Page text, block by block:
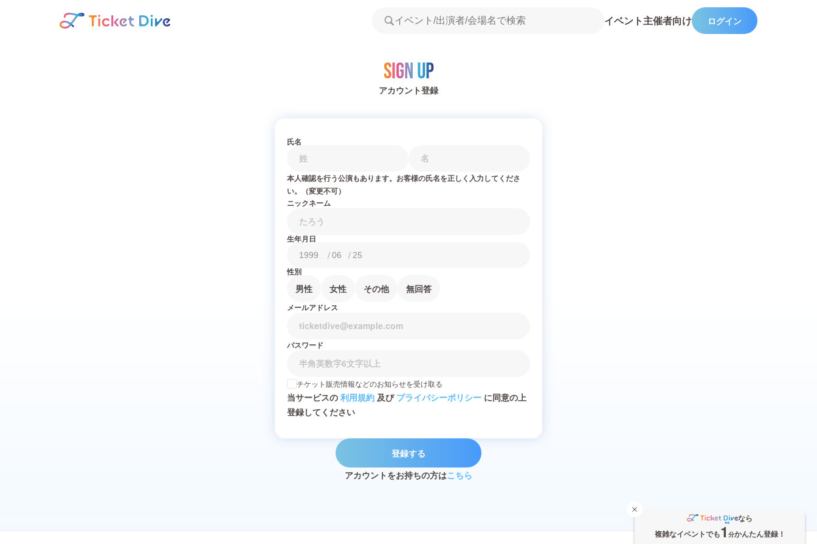
イベント主催者向け ログイン
Sign Up
アカウント登録
氏名
本人確認を行う公演もあります。お客様の氏名を正しく入力してくださ
い。（変更不可）
ニックネーム
生年月日
/ /
性別
男性 女性 その他 無回答
メールアドレス
パスワード
チケット販売情報などのお知らせを受け取る
当サービスの 利用規約 及び プライバシーポリシー に同意の上
登録してください
登録する
アカウントをお持ちの方はこちら
なら
複雑なイベントでも1 分かんたん登録！